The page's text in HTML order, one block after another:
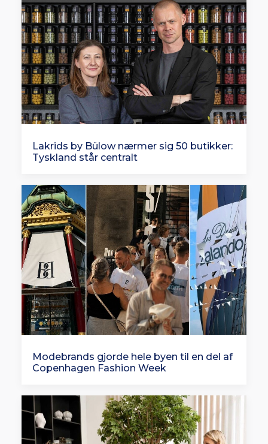
Lakrids by Bülow nærmer sig 50 butikker:
Tyskland står centralt
Modebrands gjorde hele byen til en del af
Copenhagen Fashion Week